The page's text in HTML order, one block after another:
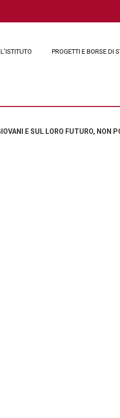
L’ISTITUTO PROGETTI E BORSE DI
E SUL LORO FUTURO, NON